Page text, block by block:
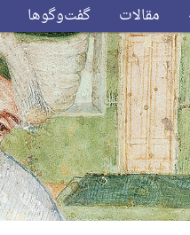
مقالات گفت‌وگوها